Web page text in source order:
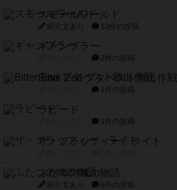
スモールワールド
紹介文あり 13件の投稿
ギャンブラー
2件の投稿
Bitter End ブタペスト救出作戦
1件の投稿
ラピード
1件の投稿
ザ・フラッフィー・ライト
ふたつの城の物語
紹介文あり 6件の投稿